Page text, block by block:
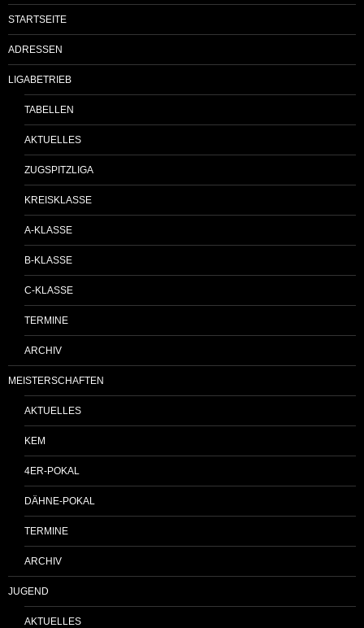
STARTSEITE
ADRESSEN
LIGABETRIEB
TABELLEN
AKTUELLES
ZUGSPITZLIGA
KREISKLASSE
A-KLASSE
B-KLASSE
C-KLASSE
TERMINE
ARCHIV
MEISTERSCHAFTEN
AKTUELLES
KEM
4ER-POKAL
DÄHNE-POKAL
TERMINE
ARCHIV
JUGEND
AKTUELLES